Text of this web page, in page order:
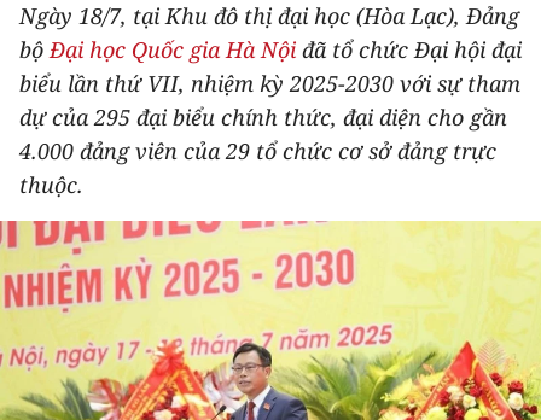
PHÁP LUẬT
DU LỊCH
THẾ GIỚI
THỂ THAO
GIÁO DỤC
KHOA HỌC - CÔNG NGHỆ
Ngày 18/7, tại Khu đô thị đại học (Hòa Lạc), Đảng
bộĐại học Quốc gia Hà Nội đã tổ chức Đại hội đại
biểu lần thứ VII, nhiệm kỳ 2025-2030 với sự tham
dự của 295 đại biểu chính thức, đại diện cho gần
4.000 đảng viên của 29 tổ chức cơ sở đảng trực
thuộc.